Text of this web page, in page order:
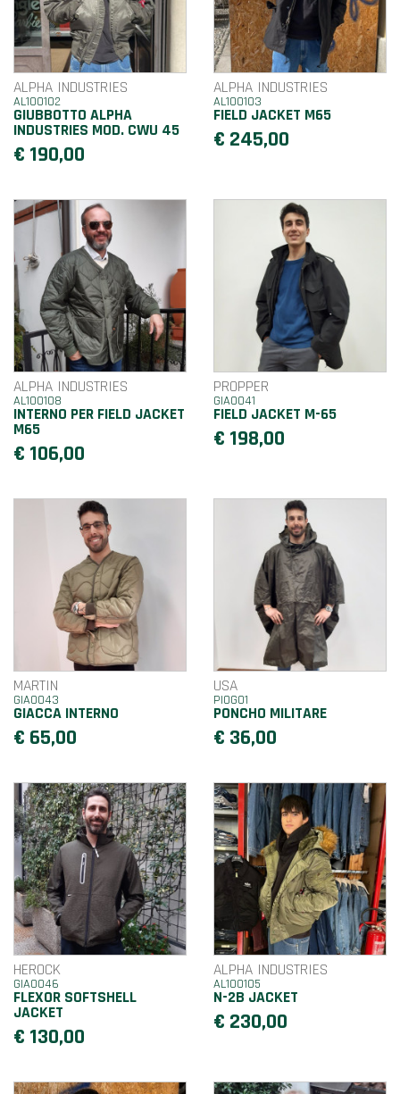
ALPHA INDUSTRIES
AL100102
GIUBBOTTO ALPHA
INDUSTRIES MOD. CWU 45
€ 190,00
ALPHA INDUSTRIES
AL100103
FIELD JACKET M65
€ 245,00
ALPHA INDUSTRIES
AL100108
INTERNO PER FIELD JACKET
M65
€ 106,00
PROPPER
GIA0041
FIELD JACKET M-65
€ 198,00
MARTIN
GIA0043
GIACCA INTERNO
€ 65,00
USA
PIOG01
PONCHO MILITARE
€ 36,00
HEROCK
GIA0046
FLEXOR SOFTSHELL
JACKET
€ 130,00
ALPHA INDUSTRIES
AL100105
N-2B JACKET
€ 230,00